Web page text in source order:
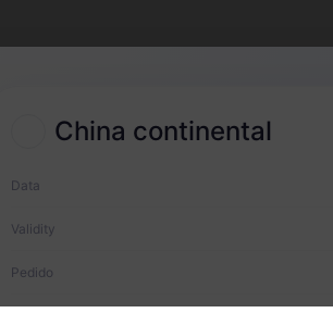
Elegir un plan eSIM
China continental
Data
Validity
Pedido